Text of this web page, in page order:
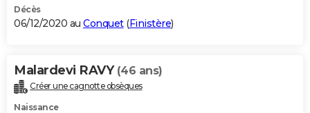
Décès
06/12/2020 au Conquet(Finistère)
Malardevi RAVY (46 ans)
Créer une cagnotte obsèques
Naissance